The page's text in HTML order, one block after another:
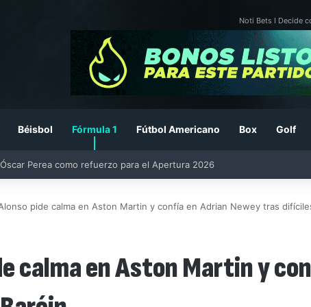
Noti Bets I Decide
Béisbol Fórmula 1 Fútbol Americano Box Golf
Game 2026: previa, fecha, horario, convocados y todo lo que debes
pide calma en Aston Martin y confía en Adrian Newey tras
calma en Aston Martin y